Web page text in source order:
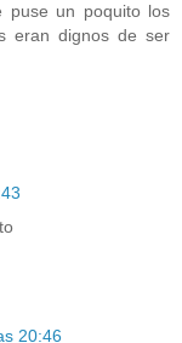
puse un poquito los
eran dignos de ser
20:46